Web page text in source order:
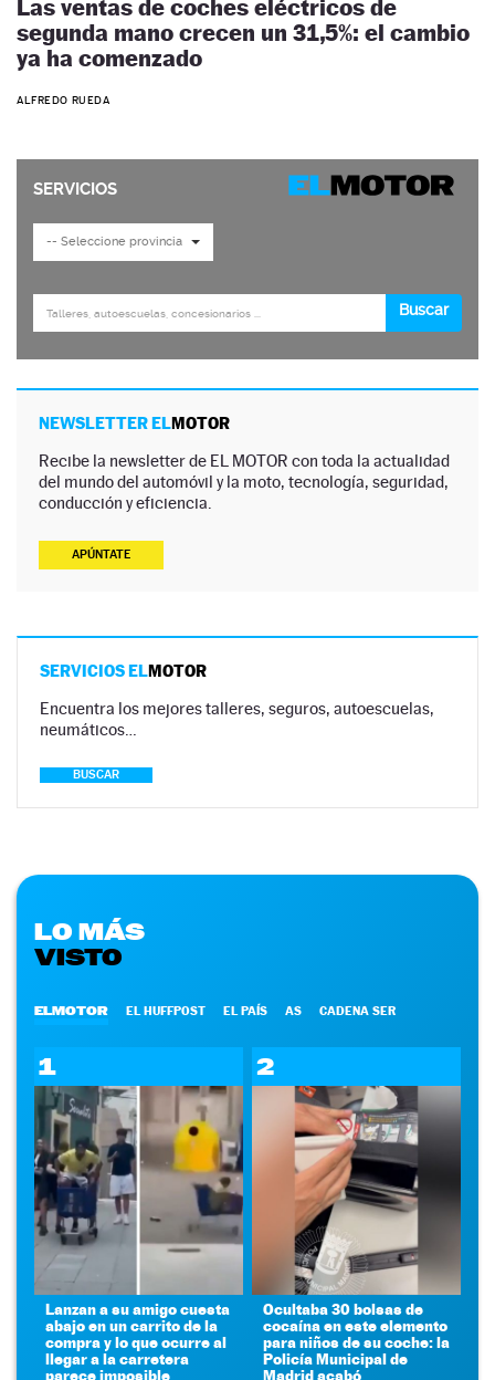
Las ventas de coches eléctricos de
segunda mano crecen un 31,5%: el cambio
ya ha comenzado
ALFREDO RUEDA
NEWSLETTER ELMOTOR
Recibe la newsletter de EL MOTOR con toda la actualidad
del mundo del automóvil y la moto, tecnología, seguridad,
conducción y eficiencia.
APÚNTATE
SERVICIOS ELMOTOR
Encuentra los mejores talleres, seguros, autoescuelas,
neumáticos…
BUSCAR
LO MÁS
VISTO
ELMOTOR EL HUFFPOST EL PAÍS AS CADENA SER
1
Lanzan a su amigo cuesta
abajo en un carrito de la
compra y lo que ocurre al
llegar a la carretera
parece imposible
2
Ocultaba 30 bolsas de
cocaína en este elemento
para niños de su coche: la
Policía Municipal de
Madrid acabó